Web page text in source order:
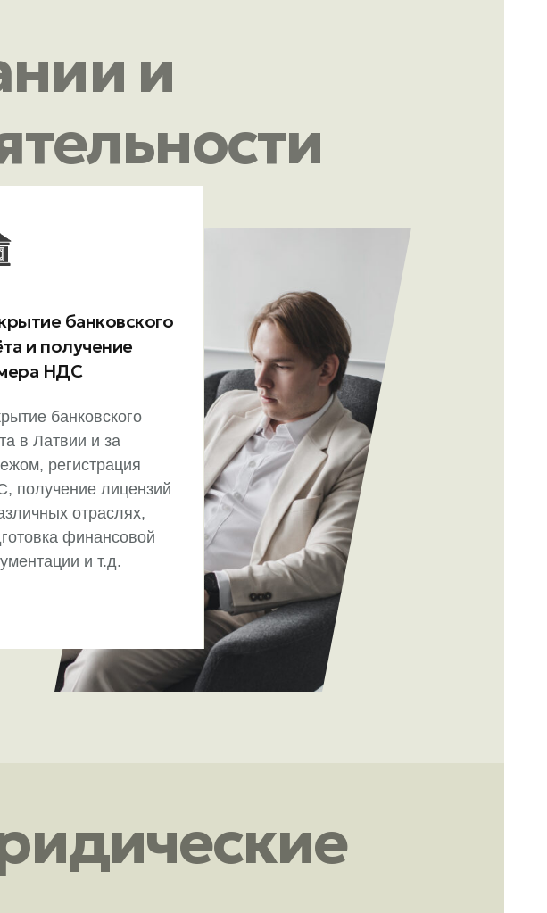
и
банковского
и получение
НДС
банковского
в Латвии и за
регистрация
получение лицензий
отраслях,
финансовой
и т.д.